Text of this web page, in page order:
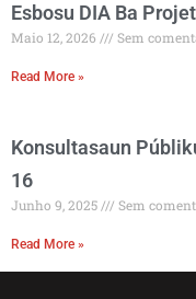
Esbosu DIA Ba
Maio 12, 2026 Sem
Read More »
Konsultasaun
16
Junho 9, 2025 Sem
Read More »